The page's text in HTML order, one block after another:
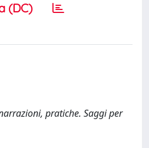
(DC)
pratiche. Saggi per